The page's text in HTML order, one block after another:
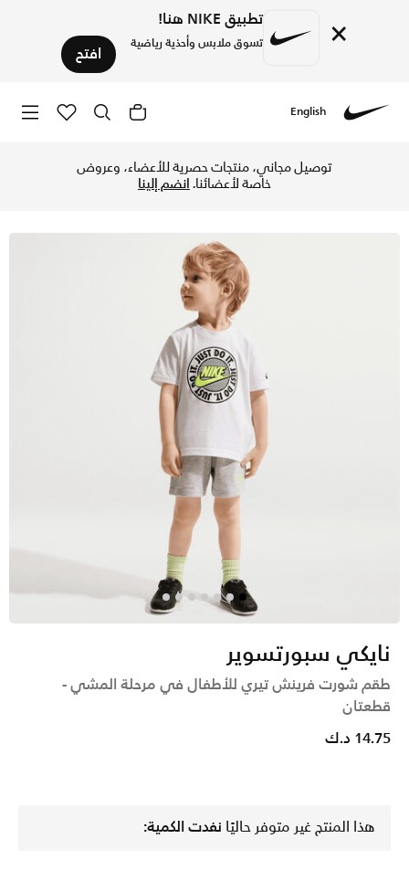
× تطبيق NIKE هنا!
تسوق ملابس وأحذية رياضية افتح
English
توصيل مجاني، منتجات حصرية للأعضاء، وعروض
خاصة لأعضائنا.انضم إلينا
نايكي سبورتسوير
طقم شورت فرينش تيري للأطفال في مرحلة المشي -
قطعتان
14.75 د.ك
هذا المنتج غير متوفر حاليًا نفدت الكمية: